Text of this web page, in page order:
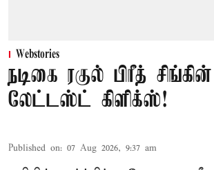
Webstories
நடிகை ரகுல் பிரீத் சிங்கின்
லேட்டஸ்ட் கிளிக்ஸ்!
Published on: 07 Aug 2026, 9:37 am